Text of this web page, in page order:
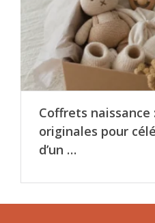
Coffrets naissance
originales pour
d’un …